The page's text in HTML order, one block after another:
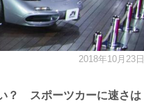
？ スポーツカーに速さは
2018年10月23日